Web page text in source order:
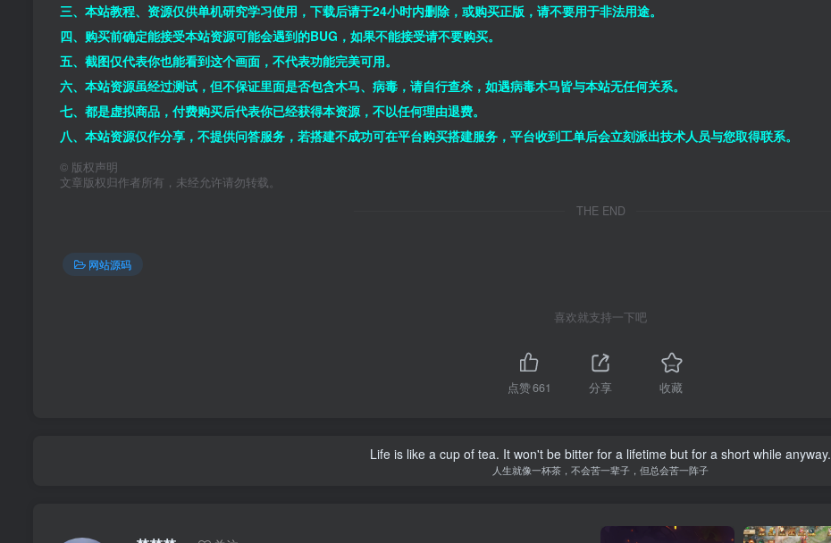
三、本站教程、资源仅供单机研究学习使用，下载后请于24小时内删除，或购买正版，请不要用于非法用途。
四、购买前确定能接受本站资源可能会遇到的BUG，如果不能接受请不要购买。
五、截图仅代表你也能看到这个画面，不代表功能完美可用。
六、本站资源虽经过测试，但不保证里面是否包含木马、病毒，请自行查杀，如遇病毒木马皆与本站无任何关系。
七、都是虚拟商品，付费购买后代表你已经获得本资源，不以任何理由退费。
八、本站资源仅作分享，不提供问答服务，若搭建不成功可在平台购买搭建服务，平台收到工单后会立刻派出技术人员与您取得联系。
© 版权声明
文章版权归作者所有，未经允许请勿转载。
THE END
网站源码
喜欢就支持一下吧
点赞661 分享 收藏
Life is like a cup of tea. It won't be bitter for a lifetime but for a short while anyway.
人生就像一杯茶，不会苦一辈子，但总会苦一阵子